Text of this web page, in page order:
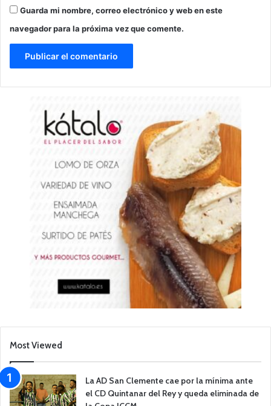
Guarda mi nombre, correo electrónico y web en este
navegador para la próxima vez que comente.
Most Viewed
La AD San Clemente cae por la mínima ante
el CD Quintanar del Rey y queda eliminada de